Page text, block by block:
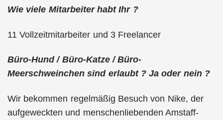
Wie viele Mitarbeiter habt Ihr ?
11 Vollzeitmitarbeiter und 3 Freelancer
Büro-Hund / Büro-Katze / Büro-
Meerschweinchen sind erlaubt ? Ja oder nein ?
Wir bekommen regelmäßig Besuch von Nike, der
aufgeweckten und menschenliebenden Amstaff-